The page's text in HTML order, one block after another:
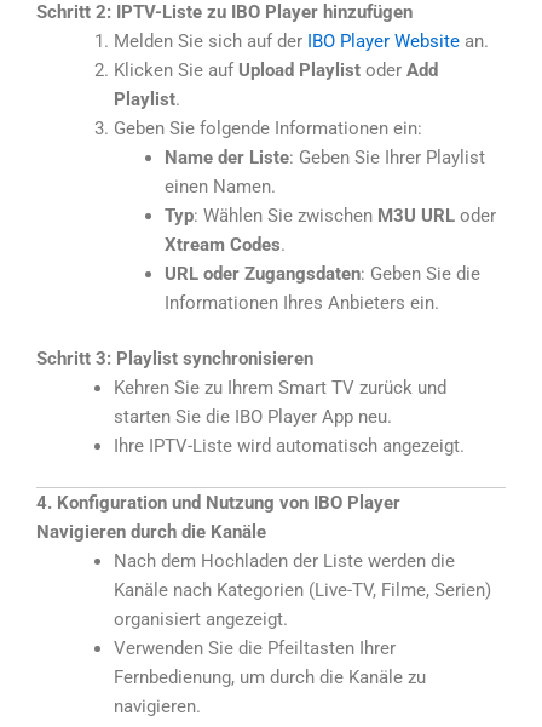
Schritt 2: IPTV-Liste zu IBO Player hinzufügen
Melden Sie sich auf der IBO Player Websitean.
Klicken Sie auf Upload Playlistoder Add
Playlist.
Geben Sie folgende Informationen ein:
Name der Liste: Geben Sie Ihrer Playlist
einen Namen.
Typ: Wählen Sie zwischen M3U URLoder
Xtream Codes.
URL oder Zugangsdaten: Geben Sie die
Informationen Ihres Anbieters ein.
Schritt 3: Playlist synchronisieren
Kehren Sie zu Ihrem Smart TV zurück und
starten Sie die IBO Player App neu.
Ihre IPTV-Liste wird automatisch angezeigt.
4. Konfiguration und Nutzung von IBO Player
Navigieren durch die Kanäle
Nach dem Hochladen der Liste werden die
Kanäle nach Kategorien (Live-TV, Filme, Serien)
organisiert angezeigt.
Verwenden Sie die Pfeiltasten Ihrer
Fernbedienung, um durch die Kanäle zu
navigieren.